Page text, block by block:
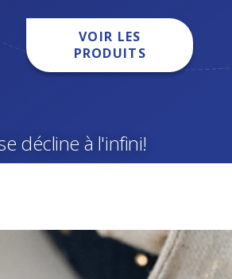
VOIR LES
PRODUITS
décline à l'infini!